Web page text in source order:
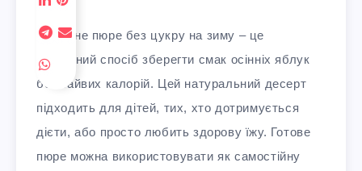
Яблучне пюре без цукру на зиму – це
ідеальний спосіб зберегти смак осінніх яблук
без зайвих калорій. Цей натуральний десерт
підходить для дітей, тих, хто дотримується
дієти, або просто любить здорову їжу. Готове
пюре можна використовувати як самостійну